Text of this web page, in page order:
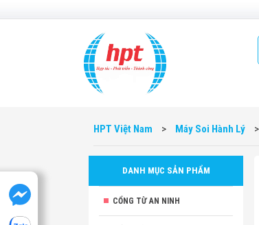
HPT Việt Nam > Máy Soi Hành Lý >
DANH MỤC SẢN PHẨM
CỔNG TỪ AN NINH